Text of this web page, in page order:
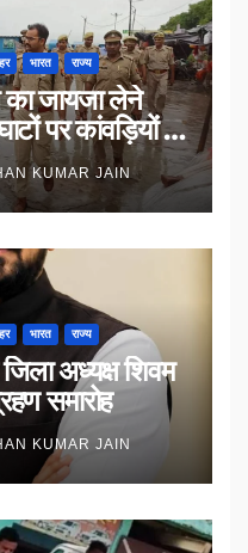
भारत राज्य
का जायजा लेने
पर कांवड़ियों से
KUMAR JAIN
भारत राज्य
अध्यक्ष शिवम
समारोह
KUMAR JAIN